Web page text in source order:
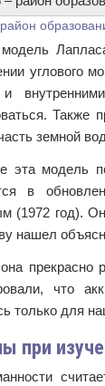
углового
земной
эта модель
в
(1972 год).
нашел
прекрасно
что
только для
при